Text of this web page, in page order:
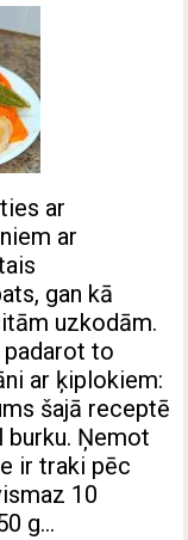
ar
ar
gan kā
uzkodām.
padarot to
ar ķiplokiem:
šajā receptē
Ņemot
ir traki pēc
10
g…